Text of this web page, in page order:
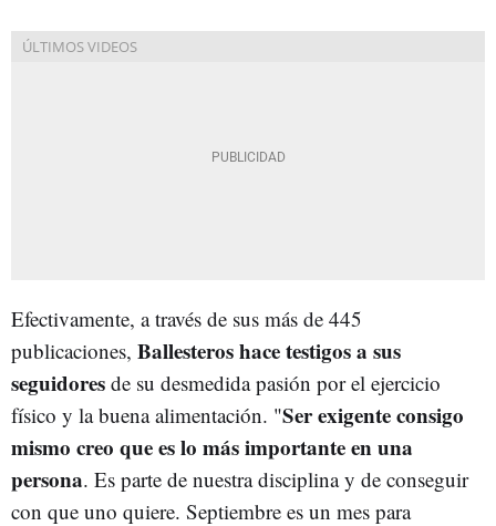
Efectivamente, a través de sus más de 445
publicaciones, Ballesteros hace testigos a sus
seguidores de su desmedida pasión por el ejercicio
físico y la buena alimentación. "Ser exigente consigo
mismo creo que es lo más importante en una
persona. Es parte de nuestra disciplina y de conseguir
con que uno quiere. Septiembre es un mes para